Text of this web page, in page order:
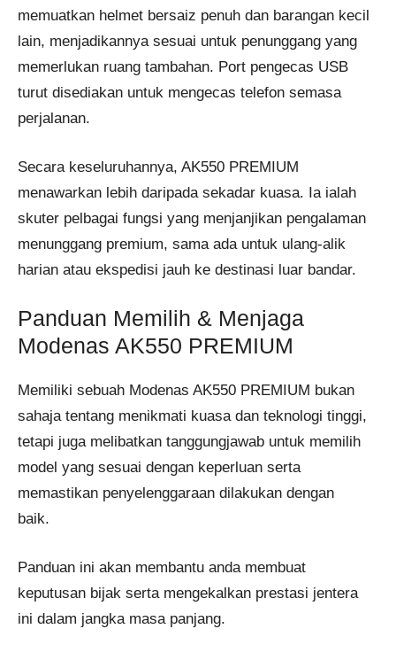
memuatkan helmet bersaiz penuh dan barangan kecil
lain, menjadikannya sesuai untuk penunggang yang
memerlukan ruang tambahan. Port pengecas USB
turut disediakan untuk mengecas telefon semasa
perjalanan.
Secara keseluruhannya, AK550 PREMIUM
menawarkan lebih daripada sekadar kuasa. Ia ialah
skuter pelbagai fungsi yang menjanjikan pengalaman
menunggang premium, sama ada untuk ulang-alik
harian atau ekspedisi jauh ke destinasi luar bandar.
Panduan Memilih & Menjaga
Modenas AK550 PREMIUM
Memiliki sebuah Modenas AK550 PREMIUM bukan
sahaja tentang menikmati kuasa dan teknologi tinggi,
tetapi juga melibatkan tanggungjawab untuk memilih
model yang sesuai dengan keperluan serta
memastikan penyelenggaraan dilakukan dengan
baik.
Panduan ini akan membantu anda membuat
keputusan bijak serta mengekalkan prestasi jentera
ini dalam jangka masa panjang.